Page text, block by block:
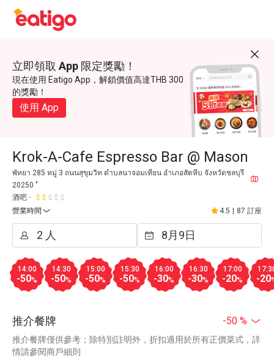
立即領取 App 限定獎勵！
現在使用 Eatigo App，解鎖價值高達THB 300
的獎勵！
使用 App
Krok-A-Cafe Espresso Bar @ Mason
พัทยา 285 หมู่ 3 ถนนสุขุมวิท ตำบลนาจอมเทียน อำเภอสัตหีบ จังหวัดชลบุรี
20250 "
酒吧
營業時間
4.5 87 訂座
14:00
-50%
14:30
-50%
15:00
-50%
15:30
-50%
16:00
-30%
16:30
-30%
17:00
-20% -20
推介餐牌 -50 %
推介餐牌僅供參考；除特別註明外，折扣適用於所有正價菜式，詳
情請參閱商戶細則